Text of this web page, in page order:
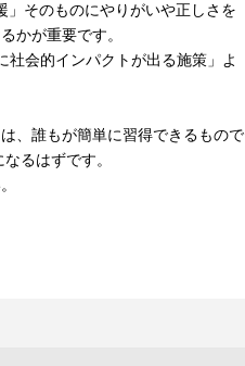
」そのものにやりがいや正しさを
かが重要です。
会的インパクトが出る施策」よ
、誰もが簡単に習得できるもので
るはずです。